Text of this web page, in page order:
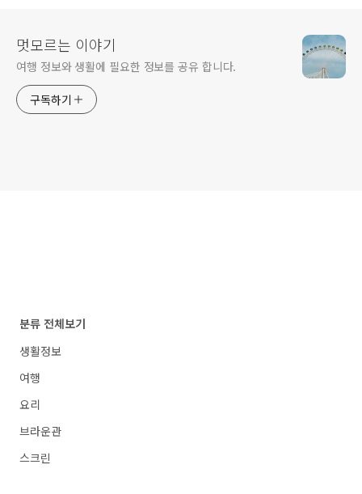
멋모르는 이야기
여행 정보와 생활에 필요한 정보를 공유 합니다.
구독하기
분류 전체보기
생활정보
여행
요리
브라운관
스크린